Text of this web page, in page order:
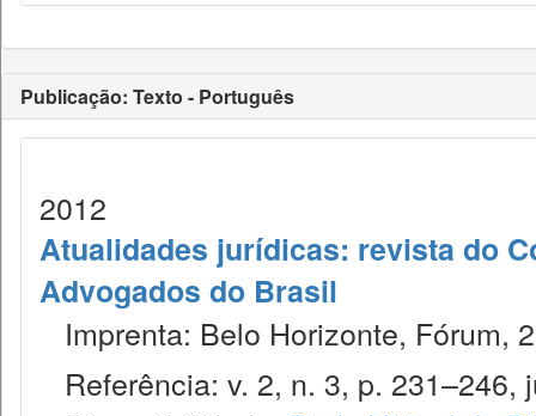
Publicação: Texto - Português
2012
Atualidades jurídicas: revista do
Advogados do Brasil
Imprenta: Belo Horizonte, Fórum,
Referência: v. 2, n. 3, p. 231–246,